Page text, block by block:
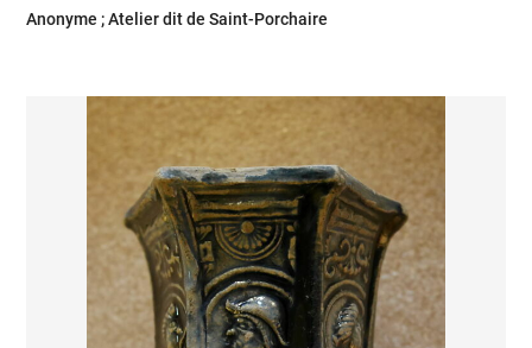
Anonyme ; Atelier dit de Saint-Porchaire